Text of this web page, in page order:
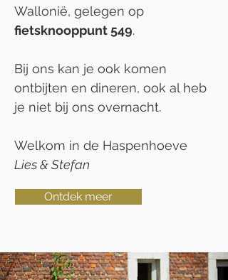
Wallonië, gelegen op
fietsknooppunt 549.
Bij ons kan je ook komen
ontbijten en dineren, ook al heb
je niet bij ons overnacht.
Welkom in de Haspenhoeve
Lies & Stefan
Ontdek meer